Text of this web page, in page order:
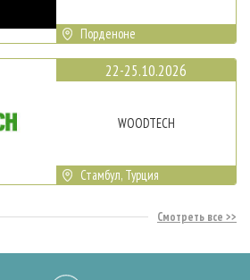
Порденоне
22-25.10.2026
WOODTECH
Стамбул, Турция
Смотреть все